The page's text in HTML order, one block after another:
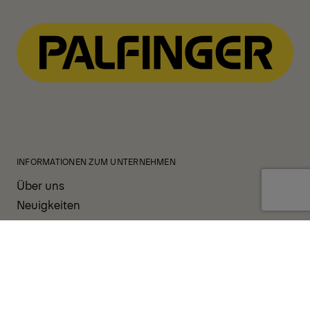
INFORMATIONEN ZUM UNTERNEHMEN
Über uns
Neuigkeiten
Karriere